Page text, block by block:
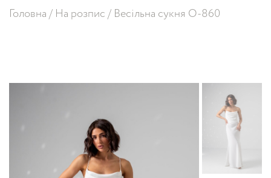
Головна/ На розпис/ Весільна сукня O-860